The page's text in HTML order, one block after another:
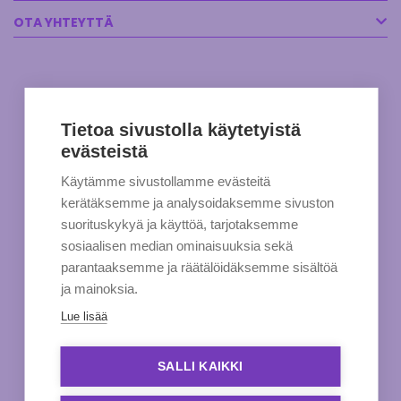
OTA YHTEYTTÄ
Tietoa sivustolla käytetyistä
evästeistä
Käytämme sivustollamme evästeitä
kerätäksemme ja analysoidaksemme sivuston
suorituskykyä ja käyttöä, tarjotaksemme
sosiaalisen median ominaisuuksia sekä
parantaaksemme ja räätälöidäksemme sisältöä
ja mainoksia.
Lue lisää
SALLI KAIKKI